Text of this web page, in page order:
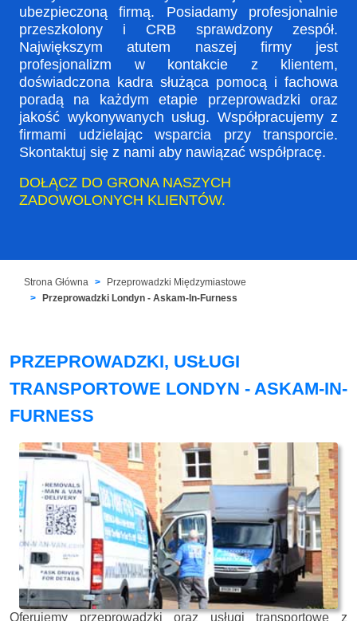
ubezpieczoną firmą. Posiadamy profesjonalnie
przeszkolony i CRB sprawdzony zespół.
Największym atutem naszej firmy jest
profesjonalizm w kontakcie z klientem,
doświadczona kadra służąca pomocą i fachowa
poradą na każdym etapie przeprowadzki oraz
jakość wykonywanych usług. Współpracujemy z
firmami udzielając wsparcia przy transporcie.
Skontaktuj się z nami aby nawiązać współpracę.
DOŁĄCZ DO GRONA NASZYCH
ZADOWOLONYCH KLIENTÓW.
Strona Główna
Przeprowadzki Międzymiastowe
Przeprowadzki Londyn - Askam-In-Furness
PRZEPROWADZKI, USŁUGI
TRANSPORTOWE LONDYN - ASKAM-IN-
FURNESS
Oferujemy przeprowadzki oraz usługi transportowe z